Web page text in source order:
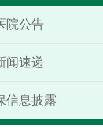
院公告
闻速递
信息披露